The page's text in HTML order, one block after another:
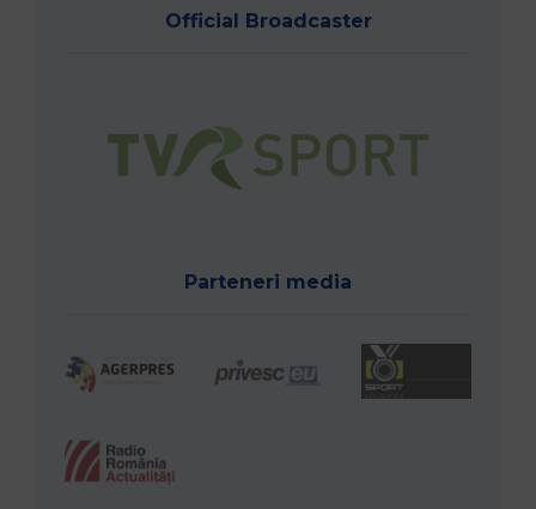
Official Broadcaster
Parteneri media